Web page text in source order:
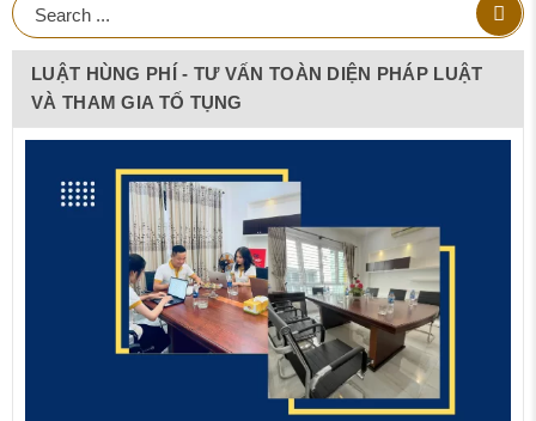
LUẬT HÙNG PHÍ - TƯ VẤN TOÀN DIỆN PHÁP LUẬT
VÀ THAM GIA TỐ TỤNG